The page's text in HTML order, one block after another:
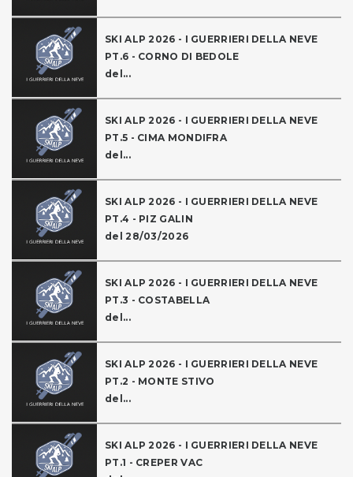
SKI ALP 2026 - I GUERRIERI DELLA NEVE
PT.6 - CORNO DI BEDOLE
del...
SKI ALP 2026 - I GUERRIERI DELLA NEVE
PT.5 - CIMA MONDIFRA
del...
SKI ALP 2026 - I GUERRIERI DELLA NEVE
PT.4 - PIZ GALIN
del 28/03/2026
SKI ALP 2026 - I GUERRIERI DELLA NEVE
PT.3 - COSTABELLA
del...
SKI ALP 2026 - I GUERRIERI DELLA NEVE
PT.2 - MONTE STIVO
del...
SKI ALP 2026 - I GUERRIERI DELLA NEVE
PT.1 - CREPER VAC